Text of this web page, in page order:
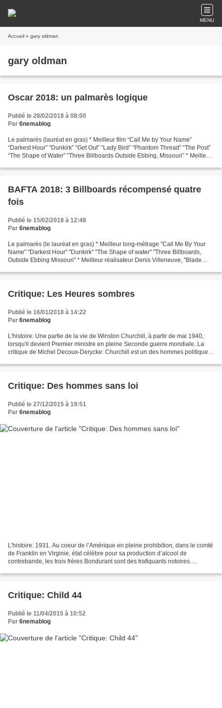
MENU
Accueil » gary oldman
gary oldman
Oscar 2018: un palmarès logique
Publié le 28/02/2018 à 08:00
Par 6nemablog
Le palmarès (lauréat en gras) * Meilleur film “Call Me by Your Name”
“Darkest Hour” “Dunkirk” “Get Out” “Lady Bird” “Phantom Thread” “The Post”
“The Shape of Water” “Three Billboards Outside Ebbing, Missouri” * Meilleur
BAFTA 2018: 3 Billboards récompensé quatre
fois
Publié le 15/02/2018 à 12:48
Par 6nemablog
Le palmarès (le lauréat en gras) * Meilleur long-métrage "Call Me By Your
Name" "Darkest Hour" "Dunkirk" "The Shape of water" "Three Billboards,
Outside Ebbing Missouri" * Meilleur réalisateur Denis Villeneuve, "Blade
Critique: Les Heures sombres
Publié le 16/01/2018 à 14:22
Par 6nemablog
L'histoire: Une partie de la vie de Winston Churchill, à partir de mai 1940,
lorsqu'il devient Premier ministre en pleine Seconde guerre mondiale. La
critique de Michel Decoux-Derycke: Churchill est un des hommes politiques
Critique: Des hommes sans loi
Publié le 27/12/2015 à 19:51
Par 6nemablog
L'histoire: 1931. Au coeur de l’Amérique en pleine prohibition, dans le comté
de Franklin en Virginie, état célèbre pour sa production d’alcool de
contrebande, les trois frères Bondurant sont des trafiquants notoires.
Critique: Child 44
Publié le 11/04/2015 à 10:52
Par 6nemablog